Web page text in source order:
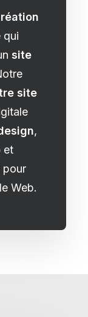
qui
site
site
,
et
pour
Web.